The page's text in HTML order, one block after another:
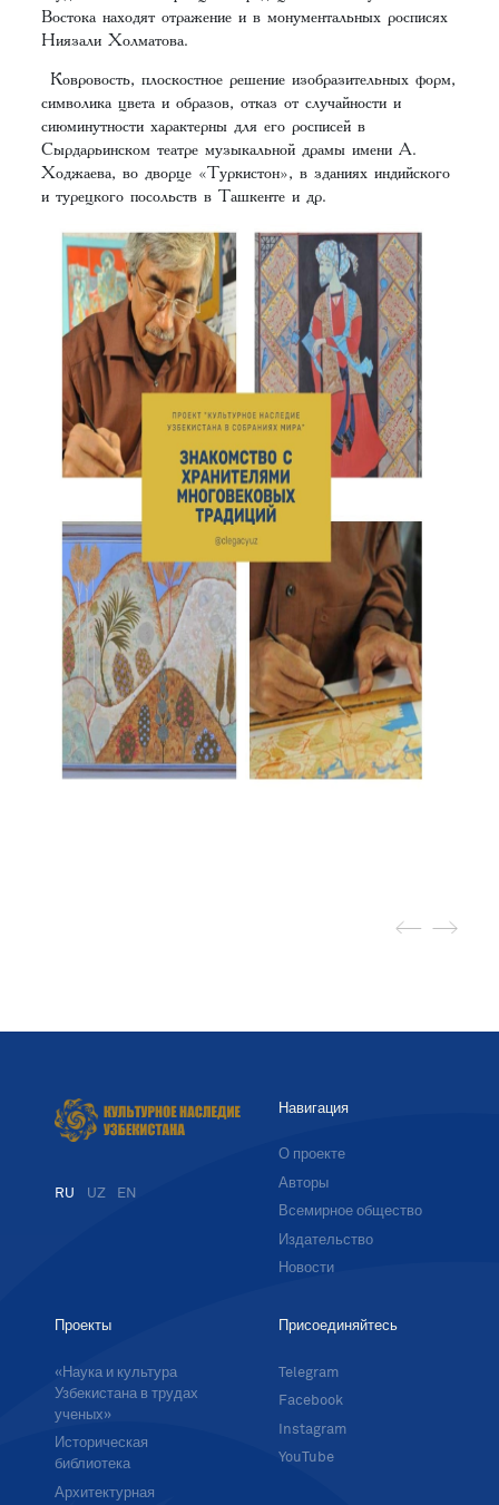
Востока находят отражение и в монументальных росписях
Ниязали Холматова.
Ковровость, плоскостное решение изобразительных форм,
символика цвета и образов, отказ от случайности и
сиюминутности характерны для его росписей в
Сырдарьинском театре музыкальной драмы имени А.
Ходжаева, во дворце «Туркистон», в зданиях индийского
и турецкого посольств в Ташкенте и др.
RU UZ EN
Навигация
О проекте
Авторы
Всемирное общество
Издательство
Новости
Проекты
«Наука и культура
Узбекистана в трудах
ученых»
Историческая
библиотека
Архитектурная
Присоединяйтесь
Telegram
Facebook
Instagram
YouTube